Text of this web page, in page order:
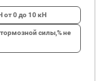
от 0 до 10 кН
силы,%не